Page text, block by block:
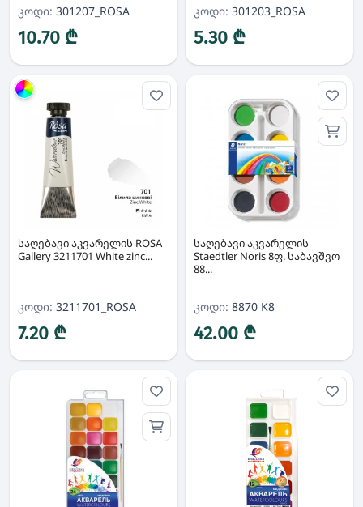
კოდი: 301207_ROSA
10.70 ₾
კოდი: 301203_ROSA
5.30 ₾
საღებავი აკვარელის ROSA
Gallery 3211701 White zinc...
კოდი: 3211701_ROSA
7.20 ₾
საღებავი აკვარელის
Staedtler Noris 8ფ. საბავშვო
88...
კოდი: 8870 K8
42.00 ₾